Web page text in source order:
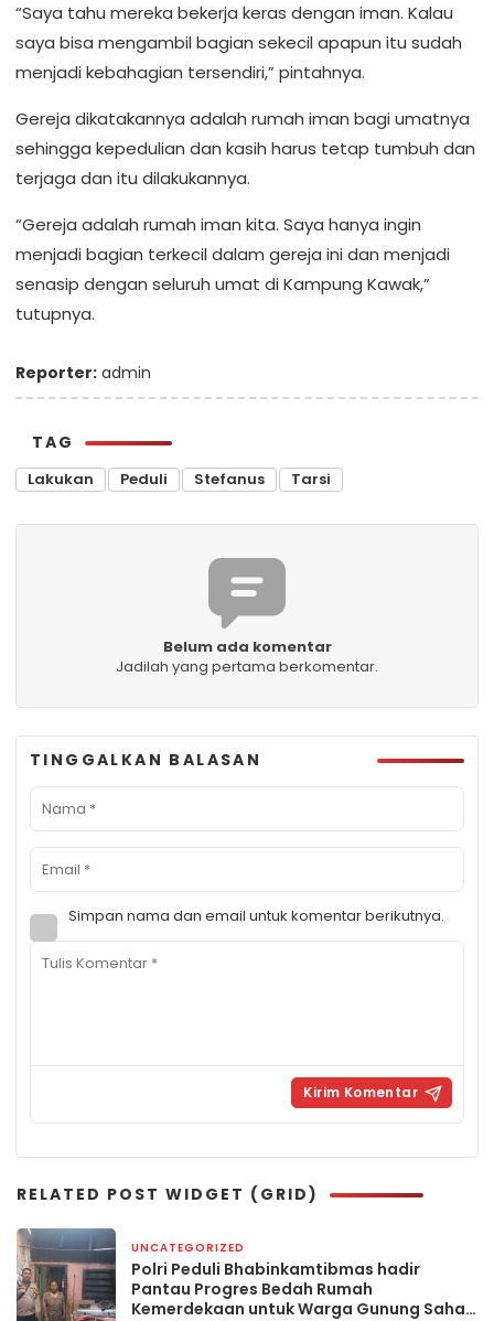
“Saya tahu mereka bekerja keras dengan iman. Kalau
saya bisa mengambil bagian sekecil apapun itu sudah
menjadi kebahagian tersendiri,” pintahnya.
Gereja dikatakannya adalah rumah iman bagi umatnya
sehingga kepedulian dan kasih harus tetap tumbuh dan
terjaga dan itu dilakukannya.
“Gereja adalah rumah iman kita. Saya hanya ingin
menjadi bagian terkecil dalam gereja ini dan menjadi
senasip dengan seluruh umat di Kampung Kawak,”
tutupnya.
Reporter: admin
TAG
Lakukan Peduli Stefanus Tarsi
Belum ada komentar
Jadilah yang pertama berkomentar.
TINGGALKAN BALASAN
Simpan nama dan email untuk komentar berikutnya.
RELATED POST WIDGET (GRID)
UNCATEGORIZED
Polri Peduli Bhabinkamtibmas hadir
Pantau Progres Bedah Rumah
Kemerdekaan untuk Warga Gunung Sahari